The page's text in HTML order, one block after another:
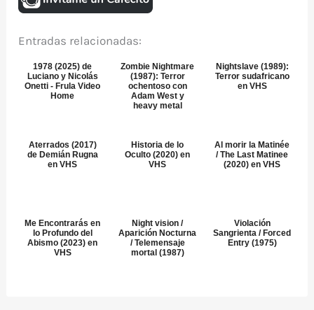
Entradas relacionadas:
1978 (2025) de
Luciano y Nicolás
Onetti - Frula Video
Home
Zombie Nightmare
(1987): Terror
ochentoso con
Adam West y
heavy metal
Nightslave (1989):
Terror sudafricano
en VHS
Aterrados (2017)
de Demián Rugna
en VHS
Historia de lo
Oculto (2020) en
VHS
Al morir la Matinée
/ The Last Matinee
(2020) en VHS
Me Encontrarás en
lo Profundo del
Abismo (2023) en
VHS
Night vision /
Aparición Nocturna
/ Telemensaje
mortal (1987)
Violación
Sangrienta / Forced
Entry (1975)